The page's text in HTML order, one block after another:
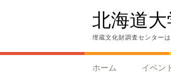
へ
北海道
埋蔵文化財調査センター
ホーム イベン